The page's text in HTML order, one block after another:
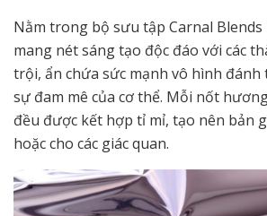
Nằm trong bộ sưu tập Carnal
mang nét sáng tạo độc đáo với các
trội, ẩn chứa sức mạnh vô hình đánh
sự đam mê của cơ thể. Mỗi nốt
đều được kết hợp tỉ mỉ, tạo nên bản
hoặc cho các giác quan.